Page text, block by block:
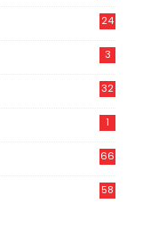
24
3
32
1
66
58